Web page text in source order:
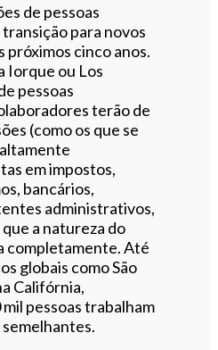
de pessoas
para novos
próximos cinco anos.
Iorque ou Los
pessoas
terão de
(como os que se
em impostos,
bancários,
administrativos,
a natureza do
completamente. Até
globais como São
Califórnia,
pessoas trabalham